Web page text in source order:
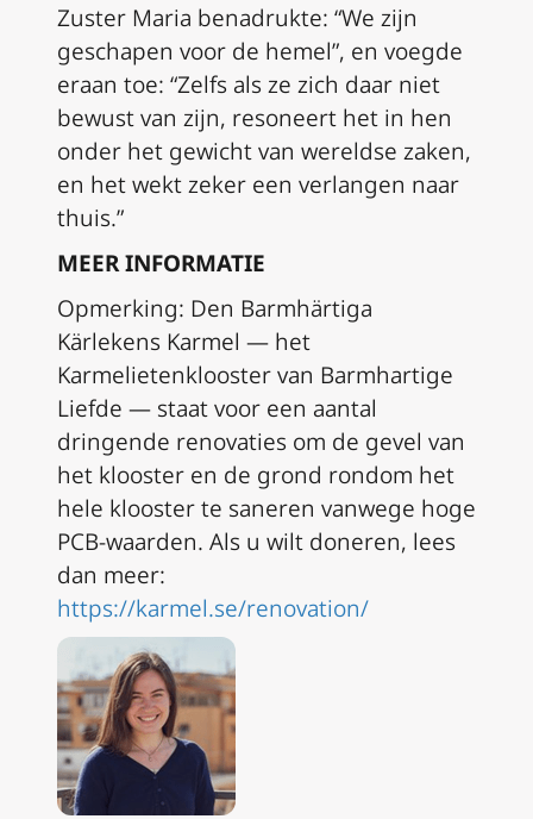
Zuster Maria benadrukte: “We zijn
geschapen voor de hemel”, en voegde
eraan toe: “Zelfs als ze zich daar niet
bewust van zijn, resoneert het in hen
onder het gewicht van wereldse zaken,
en het wekt zeker een verlangen naar
thuis.”
MEER INFORMATIE
Opmerking: Den Barmhärtiga
Kärlekens Karmel — het
Karmelietenklooster van Barmhartige
Liefde — staat voor een aantal
dringende renovaties om de gevel van
het klooster en de grond rondom het
hele klooster te saneren vanwege hoge
PCB-waarden. Als u wilt doneren, lees
dan meer:
https://karmel.se/renovation/